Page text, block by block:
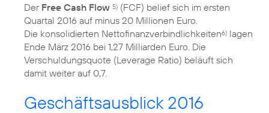
Der Free Cash Flow 5) (FCF) belief sich im ersten
Quartal 2016 auf minus 20 Millionen Euro.
Die konsolidierten Nettofinanzverbindlichkeiten6) lagen
Ende März 2016 bei 1,27 Milliarden Euro. Die
Verschuldungsquote (Leverage Ratio) beläuft sich
damit weiter auf 0,7.
Geschäftsausblick 2016